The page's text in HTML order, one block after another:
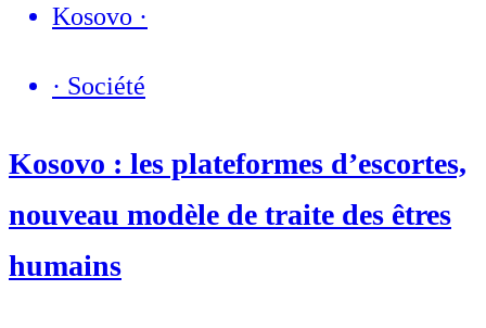
Kosovo ·
· Société
Kosovo : les plateformes d’escortes,
nouveau modèle de traite des êtres
humains